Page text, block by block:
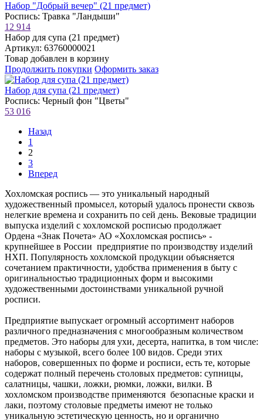
Набор "Добрый вечер" (21 предмет)
Роспись: Травка "Ландыши"
12 914
Набор для супа (21 предмет)
Артикул: 63760000021
Товар добавлен в корзину
Продолжить покупки Оформить заказ
Набор для супа (21 предмет)
Роспись: Черный фон "Цветы"
53 016
Назад
1
2
3
Вперед
Хохломская роспись — это уникальный народный
художественный промысел, который удалось пронести сквозь
нелегкие времена и сохранить по сей день. Вековые традиции
выпуска изделий с хохломской росписью продолжает
Ордена «Знак Почета» АО «Хохломская роспись» -
крупнейшее в России предприятие по производству изделий
НХП. Популярность хохломской продукции объясняется
сочетанием практичности, удобства применения в быту с
оригинальностью традиционных форм и высокими
художественными достоинствами уникальной ручной
росписи.
Предприятие выпускает огромный ассортимент наборов
различного предназначения с многообразным количеством
предметов. Это наборы для ухи, десерта, напитка, в том числе:
наборы с музыкой, всего более 100 видов. Среди этих
наборов, совершенных по форме и росписи, есть те, которые
содержат полный перечень столовых предметов: супницы,
салатницы, чашки, ложки, рюмки, ложки, вилки. В
хохломском производстве применяются безопасные краски и
лаки, поэтому столовые предметы имеют не только
уникальную эстетическую ценность, но и органично